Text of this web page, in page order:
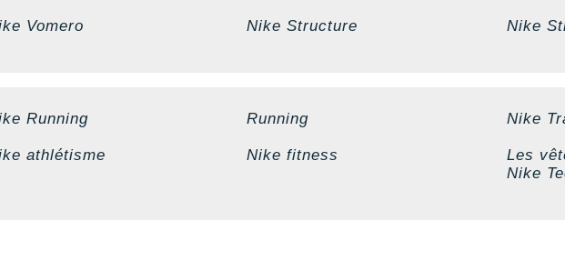
Vomero Nike Structure Nike
Running Running Nike
athlétisme Nike fitness
Les
Nike